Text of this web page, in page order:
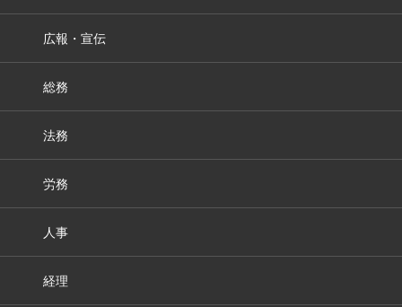
広報・宣伝
総務
法務
労務
人事
経理